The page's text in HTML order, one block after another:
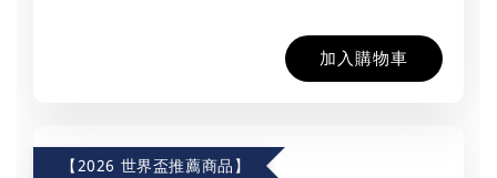
加入購物車
【2026 世界盃推薦商品】